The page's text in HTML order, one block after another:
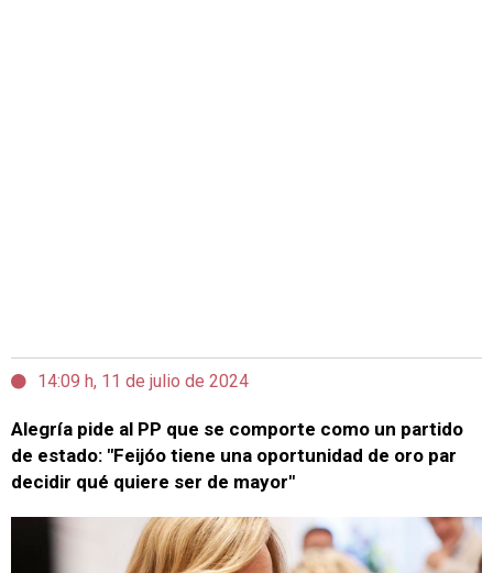
14:09 h, 11 de julio de 2024
Alegría pide al PP que se comporte como un partido
de estado: "Feijóo tiene una oportunidad de oro par
decidir qué quiere ser de mayor"